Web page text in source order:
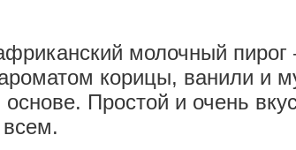
молочный
корицы, ванили и
Простой и очень
всем.